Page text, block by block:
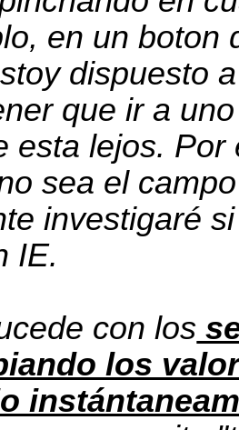
en un boton
dispuesto
que ir a
esta lejos.
sea el
investigaré
IE.
con los
los